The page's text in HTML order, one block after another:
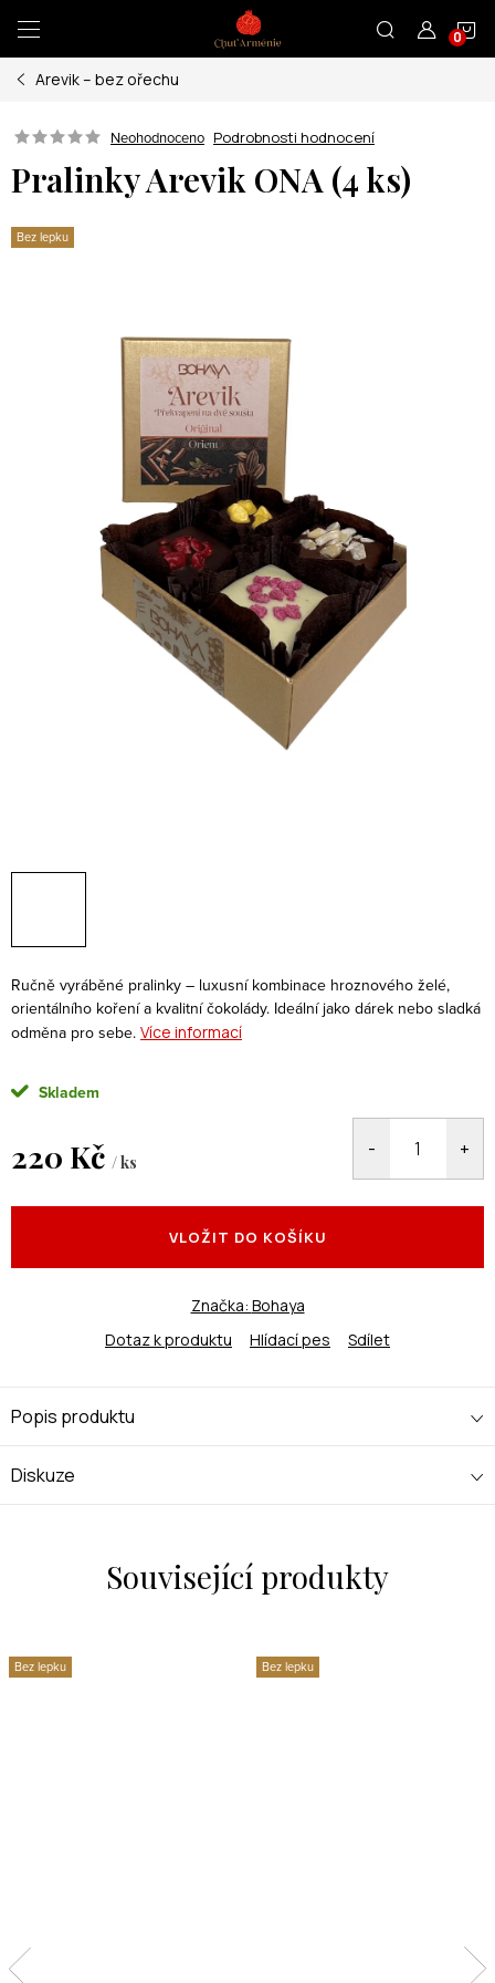
obsah
Arevik – bez ořechu
Neohodnoceno Podrobnosti hodnocení
Pralinky Arevik ONA (4 ks)
Bez lepku
Ručně vyráběné pralinky – luxusní kombinace hroznového želé,
orientálního koření a kvalitní čokolády. Ideální jako dárek nebo sladká
odměna pro sebe. Více informací
Skladem
220 Kč / ks
cena:
VLOŽIT DO KOŠÍKU
Značka: Bohaya
Dotaz k produktu
Hlídací pes Sdílet
Popis produktu
Diskuze
Související produkty
Bez lepku Bez lepku